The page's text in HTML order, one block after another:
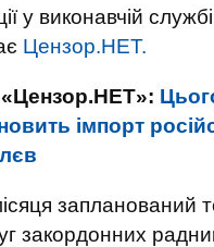
у виконавчій
Цензор.НЕТ.
імпорт
запланований
закордонних